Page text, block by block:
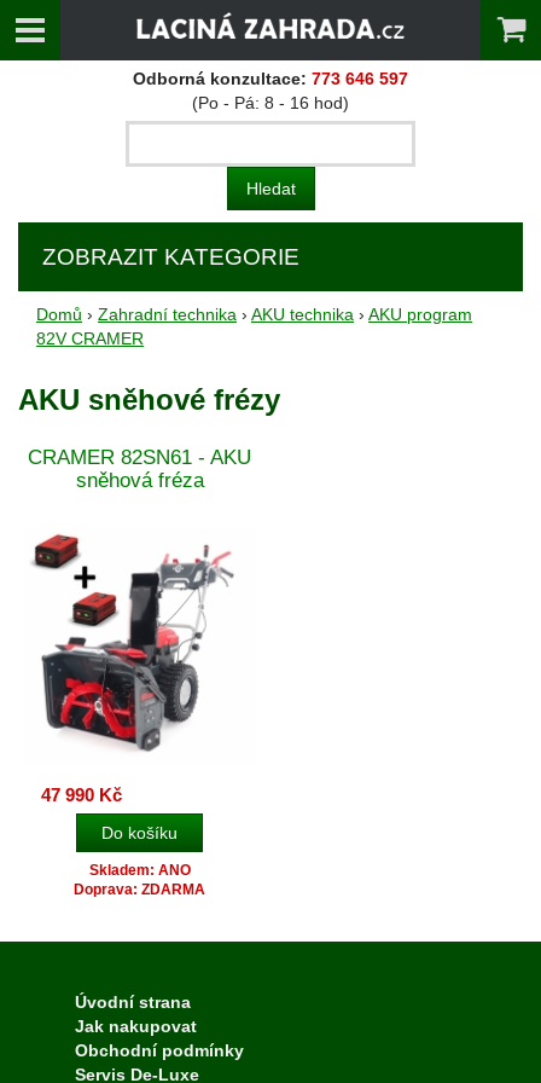
Odborná konzultace: 773 646 597
(Po - Pá: 8 - 16 hod)
ZOBRAZIT KATEGORIE
Domů › Zahradní technika › AKU technika › AKU program
82V CRAMER
AKU sněhové frézy
CRAMER 82SN61 - AKU
sněhová fréza
47 990 Kč
Skladem: ANO
Doprava: ZDARMA
Úvodní strana
Jak nakupovat
Obchodní podmínky
Servis De-Luxe